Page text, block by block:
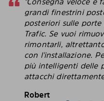
grandi finestrini
posteriori sulle
Trafic. Se vuoi
rimontarli,
con l'installazione.
più intelligenti delle
attacchi
Robert